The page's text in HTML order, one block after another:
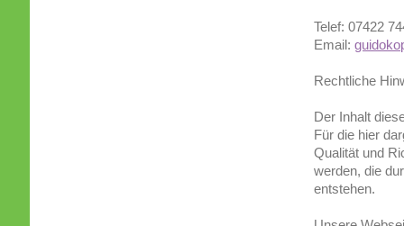
Telef: 07422
Email:
Rechtliche
Der Inhalt
Für die hier
Qualität und
werden, die
entstehen.